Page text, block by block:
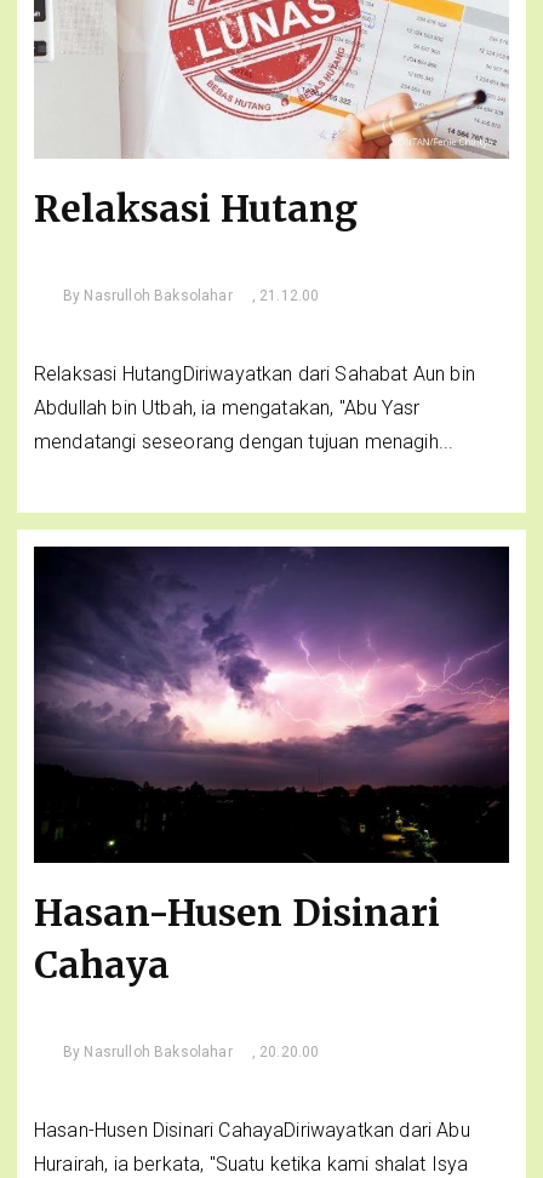
Relaksasi Hutang
By Nasrulloh Baksolahar , 21.12.00
Relaksasi HutangDiriwayatkan dari Sahabat Aun bin
Abdullah bin Utbah, ia mengatakan, "Abu Yasr
mendatangi seseorang dengan tujuan menagih...
Hasan-Husen Disinari
Cahaya
By Nasrulloh Baksolahar , 20.20.00
Hasan-Husen Disinari CahayaDiriwayatkan dari Abu
Hurairah, ia berkata, "Suatu ketika kami shalat Isya